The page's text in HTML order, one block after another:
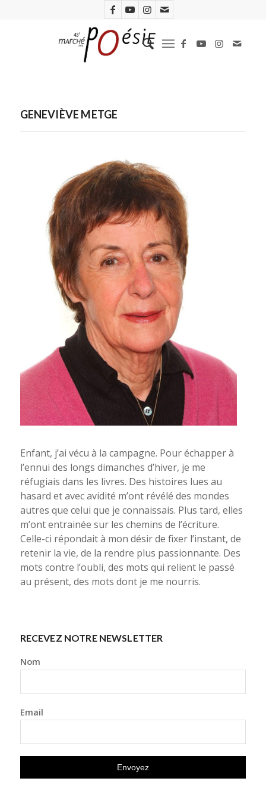
GENEVIÈVE METGE
Enfant, j’ai vécu à la campagne. Pour échapper à
l’ennui des longs dimanches d’hiver, je me
réfugiais dans les livres. Des histoires lues au
hasard et avec avidité m’ont révélé des mondes
autres que celui que je connaissais. Plus tard, elles
m’ont entrainée sur les chemins de l’écriture.
Celle-ci répondait à mon désir de fixer l’instant, de
retenir la vie, de la rendre plus passionnante. Des
mots contre l’oubli, des mots qui relient le passé
au présent, des mots dont je me nourris.
RECEVEZ NOTRE NEWSLETTER
Nom
Email